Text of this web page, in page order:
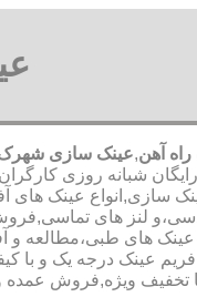
آهن,عینک سازی شهرک
شبانه روزی
سازی,انواع عینک های
لنز های
های طبی،مطالعه و
فریم عینک درجه یک و با
با تخفیف ویژه,فروش